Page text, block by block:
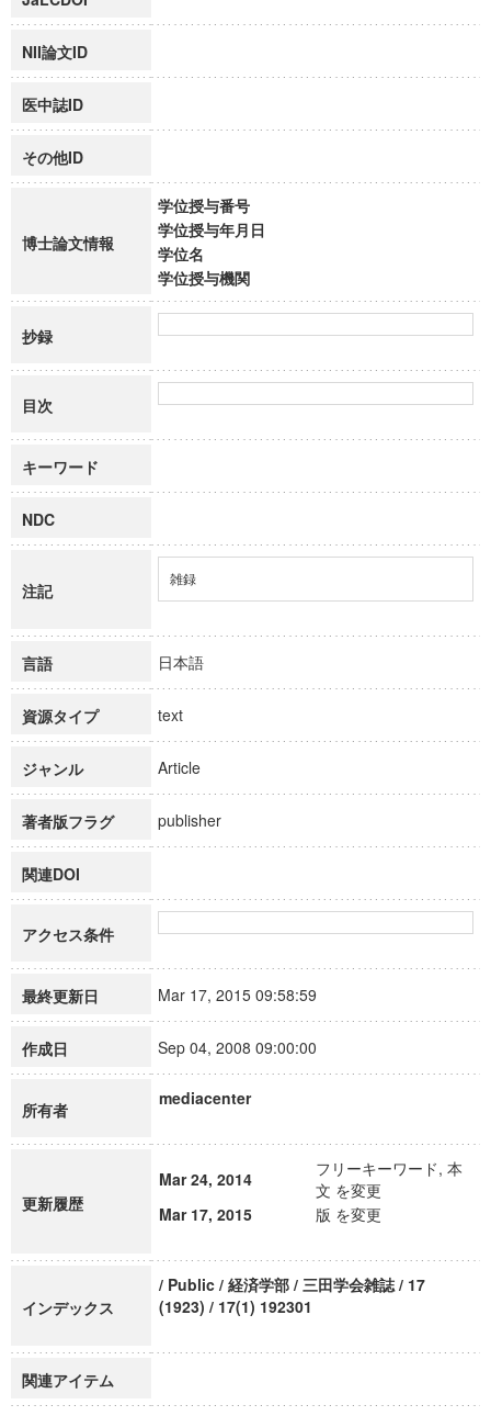
NII論文ID
医中誌ID
その他ID
博士論文情報
学位授与番号
学位授与年月日
学位名
学位授与機関
抄録
目次
キーワード
NDC
注記
雑録
言語 日本語
資源タイプ text
ジャンル Article
著者版フラグ publisher
関連DOI
アクセス条件
最終更新日 Mar 17, 2015 09:58:59
作成日 Sep 04, 2008 09:00:00
所有者
mediacenter
更新履歴
Mar 24, 2014
フリーキーワード, 本
文 を変更
Mar 17, 2015
版 を変更
インデックス
/ Public / 経済学部 / 三田学会雑誌 / 17
(1923) / 17(1) 192301
関連アイテム